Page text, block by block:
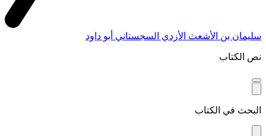
سليمان بن الأشعث الأزدي السجستاني أبو داود
نص الكتاب
البحث في الكتاب